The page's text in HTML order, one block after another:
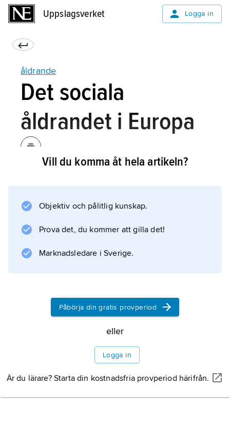
Uppslagsverket Logga in
åldrande
Det sociala
åldrandet i Europa
i Europa och USA är den judiska kulturen, den
grekiska kulturen och den romerska kulturen.
Olika element från dessa traditioner återfinns i
Vill du komma åt hela artikeln?
Objektiv och pålitlig kunskap.
Prova det, du kommer att gilla det!
Marknadsledare i Sverige.
Påbörja din gratis provperiod
eller
Logga in
Är du lärare? Starta din kostnadsfria provperiod härifrån.